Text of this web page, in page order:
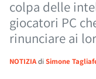
colpa delle
giocatori PC
rinunciare ai
NOTIZIAdi Simone